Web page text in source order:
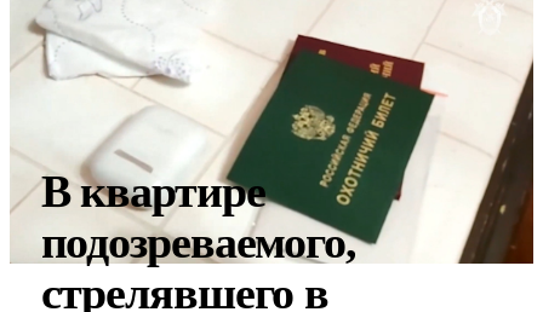
В квартире
подозреваемого,
стрелявшего в